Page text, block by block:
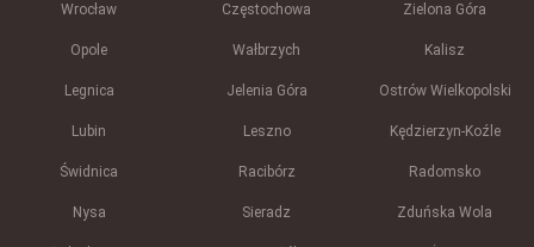
Wrocław Częstochowa Zielona Góra
Opole Wałbrzych Kalisz
Legnica Jelenia Góra Ostrów Wielkopolski
Lubin Leszno Kędzierzyn-Koźle
Świdnica Racibórz Radomsko
Nysa Sieradz Zduńska Wola